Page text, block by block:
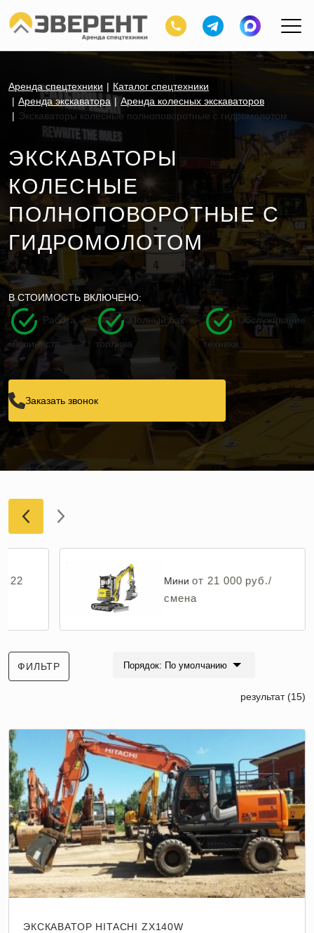
Аренда спецтехники
Каталог спецтехники
Аренда экскаватора
Аренда колесных экскаваторов
Экскаваторы колесные полноповоротные с гидромолотом
ЭКСКАВАТОРЫ
КОЛЕСНЫЕ
ПОЛНОПОВОРОТНЫЕ С
ГИДРОМОЛОТОМ
В СТОИМОСТЬ ВКЛЮЧЕНО:
Работа
машиниста
Полный бак
топлива
Обслуживание
техники
Заказать звонок
22 Мини от 21 000 руб./
смена
ФИЛЬТР Порядок: По умолчанию
результат (15)
ЭКСКАВАТОР HITACHI ZX140W